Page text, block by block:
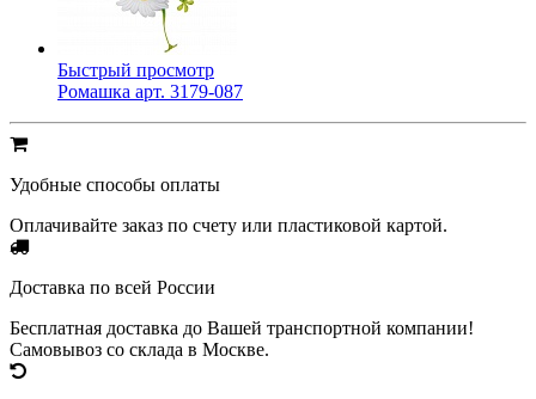
Быстрый просмотр
Ромашка арт. 3179-087
Удобные способы оплаты
Оплачивайте заказ по счету или пластиковой картой.
Доставка по всей России
Бесплатная доставка до Вашей транспортной компании!
Самовывоз со склада в Москве.